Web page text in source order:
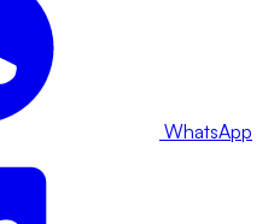
WhatsApp